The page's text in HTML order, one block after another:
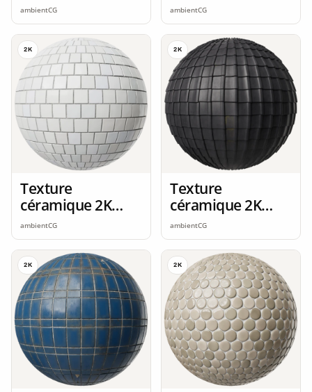
seamless
ambientCG seamless
ambientCG
2K
Texture
céramique 2K
seamless
ambientCG
2K
Texture
céramique 2K
seamless
ambientCG
2K 2K